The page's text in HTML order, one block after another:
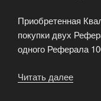
Приобретенная
покупки двух
одного Реферала
Читать далее